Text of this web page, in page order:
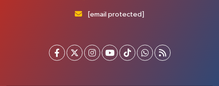
[email protected]